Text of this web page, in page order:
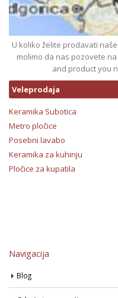
U koliko želite prodavati
molimo da nas pozovete
and product you
Veleprodaja
Keramika Subotica
Metro pločice
Posebni lavabo
Keramika za kuhinju
Pločice za kupatila
Navigacija
Blog